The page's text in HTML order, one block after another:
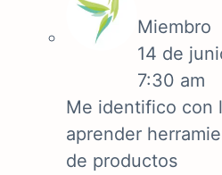
Miembro
14 de
7:30 am
Me identifico con
aprender
de productos